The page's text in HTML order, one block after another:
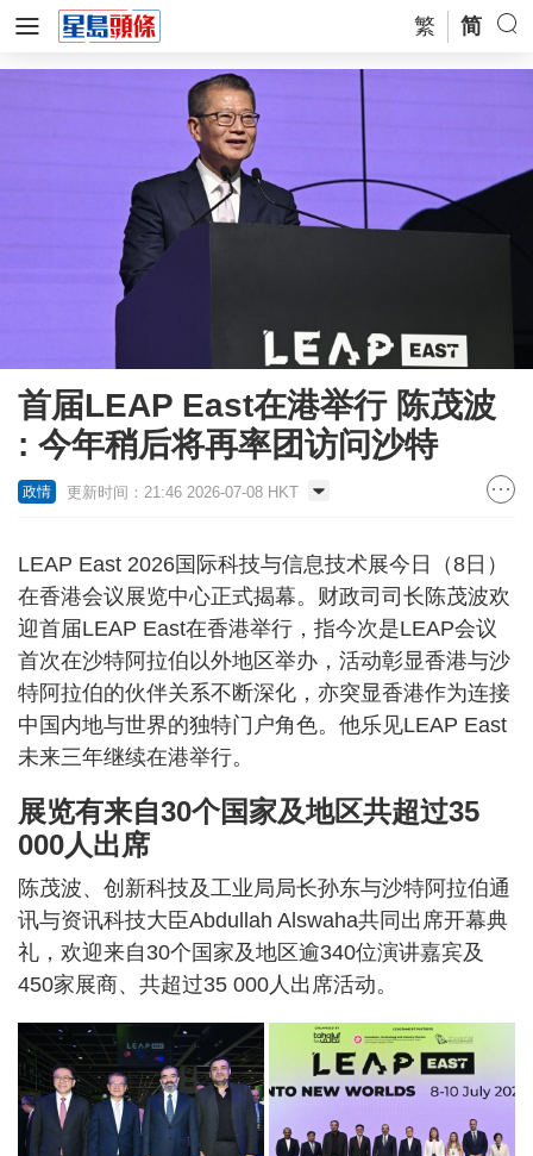
繁 简
首届LEAP East在港举行 陈茂波
: 今年稍后将再率团访问沙特
政情 更新时间：21:46 2026-07-08 HKT
​LEAP East 2026国际科技与信息技术展今日（8日）
在香港会议展览中心正式揭幕。财政司司长陈茂波欢
迎首届LEAP East在香港举行，指今次是LEAP会议
首次在沙特阿拉伯以外地区举办，活动彰显香港与沙
特阿拉伯的伙伴关系不断深化，亦突显香港作为连接
中国内地与世界的独特门户角色。他乐见LEAP East
未来三年继续在港举行。
展览有来自30个国家及地区共超过35
000人出席
陈茂波、创新科技及工业局局长孙东与沙特阿拉伯通
讯与资讯科技大臣Abdullah Alswaha共同出席开幕典
礼，欢迎来自30个国家及地区逾340位演讲嘉宾及
450家展商、共超过35 000人出席活动。